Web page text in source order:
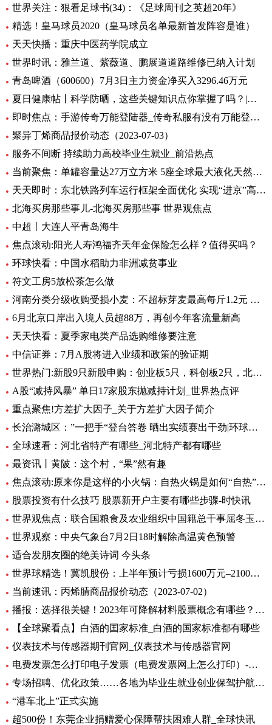
世界关注：狠看足球书(34)：《足球周刊之英超20年》
精选！皇马球员2020（皇马球员名单最新首发阵容是谁）
天天快播：重庆中医药学院成立
世界时讯：雅兰道、紫薇道、鹏展道道路维修已纳入计划
青岛啤酒（600600）7月3日主力资金净买入3296.46万元
夏日健康帖丨科学防晒，这些关键知识点你掌握了吗？|世界观察
即时焦点：手游传奇万能登陆器_传奇私服有没有万能登录器
聚异丁烯商品报价动态（2023-07-03）
服务不间断 持续助力高校毕业生就业_前沿热点
当前聚焦：单罐容量达27万立方米 5座全球最大液化天然气储罐主体结构完工
天天即时：东北铁路列车运行框架全面优化 实现“进京”高铁“公交化”
北海买房那些事儿-北海买房那些事 世界观焦点
中超丨大连人平青岛海牛
焦点滚动:阳光人寿鸿福齐天年金保险怎么样？值得买吗？
环球快看：中国水稻助力非洲减贫事业
符文工房5放松茶怎么做
河南分类分级收购受损小麦：不超标芽麦最高每斤1.2元 全球最资讯
6月北京口岸出入境人员超88万，再创今年客流量新高
天天快看：夏季家电类产品选购维修要注意
中信证券：7月A股将进入业绩和政策的验证期
世界热门:新股9只新股申购：创业板5只，科创板2只，北交所2只
A股“减持风暴” 单日17家股东抛减持计划_世界热点评
重点聚焦!方差扩大因子_关于方差扩大因子简介
长治潞城区：”一把手“登台答卷 晒出实绩赛出干劲|环球视点
全球速看：河北省特产有哪些_河北特产都有哪些
最资讯丨黄陂：这个村，“果”然有趣
焦点滚动:原来你是这样的小火锅：自热火锅是如何“自热”的？
股票投资有什么技巧 股票新开户主要有哪些步骤-时快讯
世界观焦点：联合国粮食及农业组织中国籍总干事屈冬玉2日在新任总干事选举中成功胜选连任
世界观察：中央气象台7月2日18时解除高温黄色预警
适合发朋友圈的绝美诗词 今头条
世界球精选！冀凯股份：上半年预计亏损1600万元–2100万元
当前速讯：丙烯腈商品报价动态（2023-07-02）
播报：选择很关键！2023年可降解材料股票概念有哪些？（7月2日）
【全球聚看点】白酒的囯家标准_白酒的国家标准都有哪些
仪表技术与传感器期刊官网_仪表技术与传感器官网
电费发票怎么打印电子发票（电费发票网上怎么打印）-环球报资讯
专场招聘、优化政策……各地为毕业生就业创业保驾护航 环球观天下
“港车北上”正式实施
超500份！东莞企业捐赠爱心保障帮扶困难人群_全球快讯